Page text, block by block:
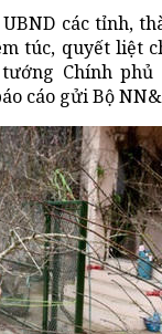
các tỉnh,
túc, quyết liệt
Chính
cáo gửi Bộ